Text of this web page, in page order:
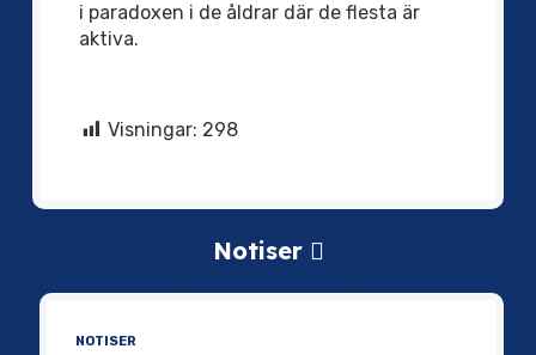
i paradoxen i de åldrar där de flesta är
aktiva.
Visningar: 298
Notiser
NOTISER